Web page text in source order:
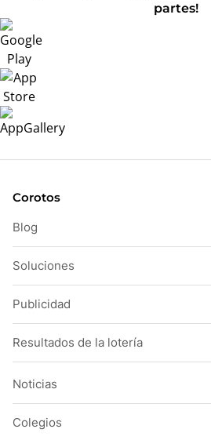
partes!
Corotos
Blog
Soluciones
Publicidad
Resultados de la lotería
Noticias
Colegios